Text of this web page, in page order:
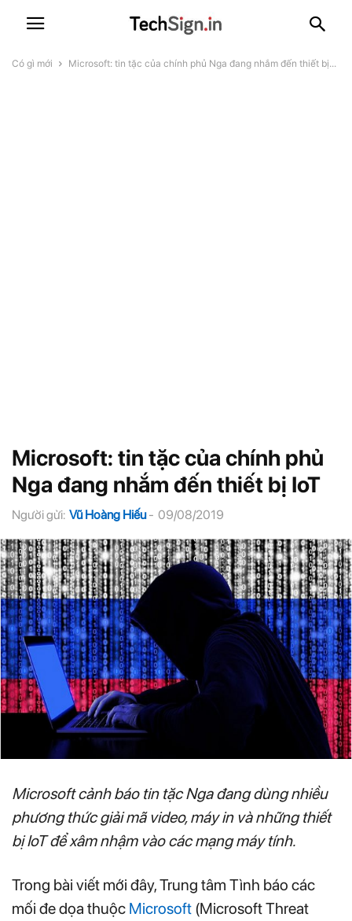
Có gì mới Microsoft: tin tặc của chính phủ Nga đang nhắm đến thiết bị...
Microsoft: tin tặc của chính phủ
Nga đang nhắm đến thiết bị IoT
Người gửi: Vũ Hoàng Hiếu - 09/08/2019
Microsoft cảnh báo tin tặc Nga đang dùng nhiều
phương thức giải mã video, máy in và những thiết
bị IoT để xâm nhậm vào các mạng máy tính.
Trong bài viết mới đây, Trung tâm Tình báo các
mối đe dọa thuộc Microsoft (Microsoft Threat